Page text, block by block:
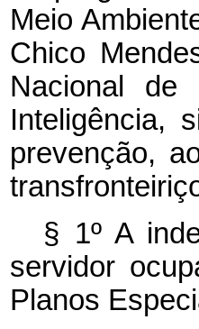
Meio
Chico
Nacional de
Inteligência,
prevenção,
§ 1º A
servidor
Planos